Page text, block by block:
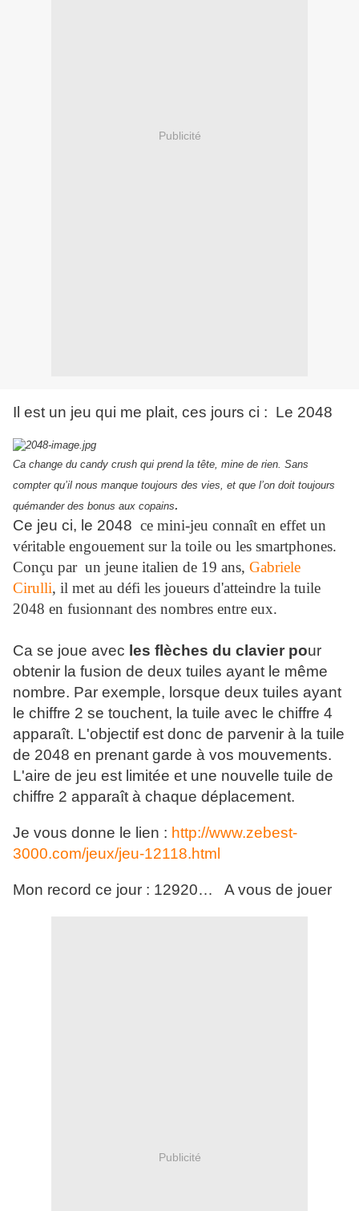
Publicité
Il est un jeu qui me plait, ces jours ci : Le 2048
Ca change du candy crush qui prend la tête, mine de rien. Sans
compter qu’il nous manque toujours des vies, et que l’on doit toujours
quémander des bonus aux copains.
Ce jeu ci, le 2048 ce mini-jeu connaît en effet un
véritable engouement sur la toile ou les smartphones.
Conçu par un jeune italien de 19 ans, Gabriele
Cirulli, il met au défi les joueurs d'atteindre la tuile
2048 en fusionnant des nombres entre eux.
Ca se joue avec les flèches du clavier pour
obtenir la fusion de deux tuiles ayant le même
nombre. Par exemple, lorsque deux tuiles ayant
le chiffre 2 se touchent, la tuile avec le chiffre 4
apparaît. L'objectif est donc de parvenir à la tuile
de 2048 en prenant garde à vos mouvements.
L'aire de jeu est limitée et une nouvelle tuile de
chiffre 2 apparaît à chaque déplacement.
Je vous donne le lien : http://www.zebest-
3000.com/jeux/jeu-12118.html
Mon record ce jour : 12920… A vous de jouer
Publicité